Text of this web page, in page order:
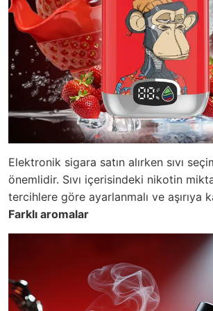
Elektronik sigara satın alırken sıvı
önemlidir. Sıvı içerisindeki nikotin
tercihlere göre ayarlanmalı ve aşırıya
Farklı aromalar